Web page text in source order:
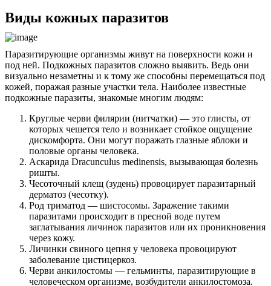
О нас
Услуги
Акции
Отзывы
Виды кожных паразитов
Паразитирующие организмы живут на поверхности кожи и
под ней. Подкожных паразитов сложно выявить. Ведь они
визуально незаметны и к тому же способны перемещаться под
кожей, поражая разные участки тела. Наиболее известные
подкожные паразиты, знакомые многим людям:
Круглые черви филярии (нитчатки) — это глисты, от
которых чешется тело и возникает стойкое ощущение
дискомфорта. Они могут поражать глазные яблоки и
половые органы человека.
Аскарида Dracunculus medinensis, вызывающая болезнь
ришты.
Чесоточный клещ (зудень) провоцирует паразитарный
дерматоз (чесотку).
Род триматод — шистосомы. Заражение такими
паразитами происходит в пресной воде путем
заглатывания личинок паразитов или их проникновения
через кожу.
Личинки свиного цепня у человека провоцируют
заболевание цистицеркоз.
Черви анкилостомы — гельминты, паразитирующие в
человеческом организме, возбудители анкилостомоза.